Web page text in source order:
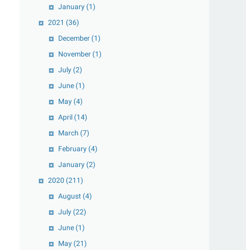
January (1)
2021 (36)
December (1)
November (1)
July (2)
June (1)
May (4)
April (14)
March (7)
February (4)
January (2)
2020 (211)
August (4)
July (22)
June (1)
May (21)